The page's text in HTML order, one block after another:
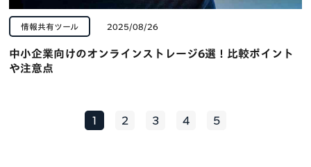
情報共有ツール 2025/08/26
中小企業向けのオンラインストレージ6選！比較ポイント
や注意点
1 2 3 4 5